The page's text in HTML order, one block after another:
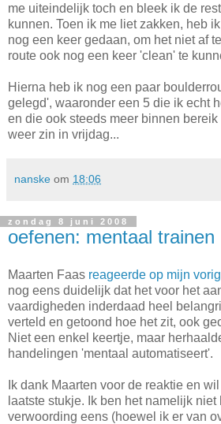
me uiteindelijk toch en bleek ik de
kunnen. Toen ik me liet zakken, heb
nog een keer gedaan, om het niet af
route ook nog een keer 'clean' te
Hierna heb ik nog een paar
gelegd', waaronder een 5 die ik echt
en die ook steeds meer binnen bereik
weer zin in vrijdag...
nanske om 18:06
zondag 8 juni 2008
oefenen: mentaal trainen
Maarten Faas reageerde op mijn
nog eens duidelijk dat het voor het
vaardigheden inderdaad heel
verteld en getoond hoe het zit, ook
Niet een enkel keertje, maar
handelingen 'mentaal automatiseert'.
Ik dank Maarten voor de reaktie en
laatste stukje. Ik ben het namelijk
verwoording eens (hoewel ik er van